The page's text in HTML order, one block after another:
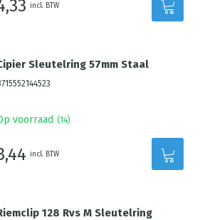
incl. BTW
Sleutelring 57mm Staal
voorraad (14)
incl. BTW
128 Rvs M Sleutelring